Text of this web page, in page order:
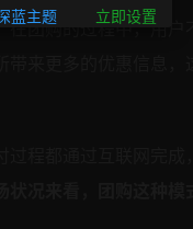
团购的过程中，用户不
蓝主题 立即设置